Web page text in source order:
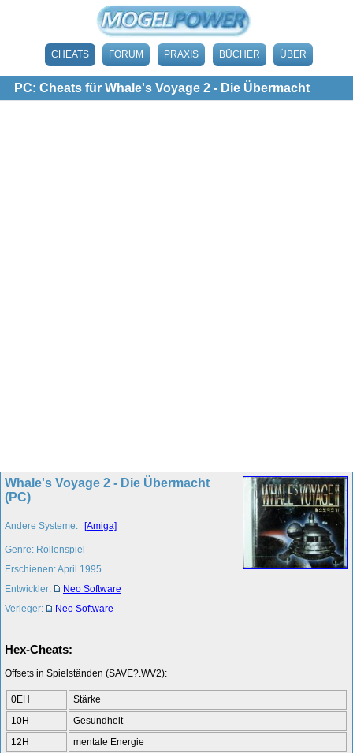
CHEATS FORUM PRAXIS BÜCHER ÜBER
PC: Cheats für Whale's Voyage 2 - Die Übermacht
Whale's Voyage 2 - Die Übermacht
(PC)
Andere Systeme: [Amiga]
Genre: Rollenspiel
Erschienen: April 1995
Entwickler:
Neo Software
Verleger:
Neo Software
Hex-Cheats:
Offsets in Spielständen (SAVE?.WV2):
0EH
Stärke
10H
Gesundheit
12H
mentale Energie